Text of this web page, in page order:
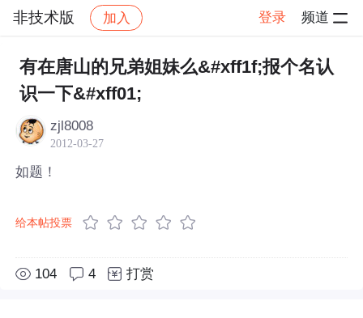
非技术版 加入 登录 频道
社区 非技术版 帖子详情
有在唐山的兄弟姐妹么&#xff1f;报个名认
识一下&#xff01;
zjl8008
2012-03-27
如题！
给本帖投票
104 4 打赏